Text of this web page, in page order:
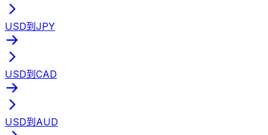
USD到JPY
USD到CAD
USD到AUD